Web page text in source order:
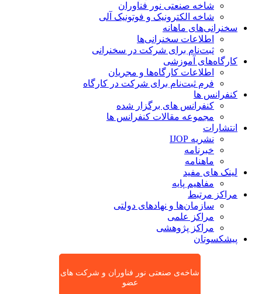
شاخه صنعتی نور فناوران
شاخه‌ الکترونیک و فوتونیک آلی
سخنرانی‌های ماهانه
اطلاعات سخنرانی‌‌ها
ثبت‌نام برای شرکت در سخنرانی
کارگاه‌های آموزشی
اطلاعات کارگاه‌ها و مجریان
فرم ثبت‌نام برای شرکت در کارگاه
کنفرانس ها
کنفرانس های برگزار شده
مجموعه مقالات کنفرانس ها
انتشارات
نشریه IJOP
خبرنامه
ماهنامه
لینک های مفید
مفاهیم پایه
مراکز مرتبط
سازمان‌ها و نهادهای دولتی
مراکز علمی
مراکز پژوهشی
پیشکسوتان
شاخه‌ی صنعتی نور فناوران و شرکت های
عضو